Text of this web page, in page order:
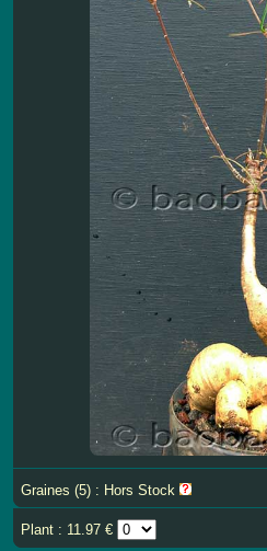
Graines (5) : Hors Stock
Plant : 11.97 €